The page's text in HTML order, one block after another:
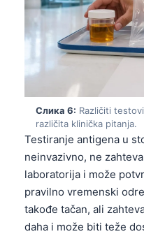
Слика 6: Različiti
različita klinička pitanja.
Testiranje antigena u
neinvazivno, ne
laboratorija i može
pravilno vremenski
takođe tačan, ali
daha i može biti teže
Español
Português
Ελληνικά
Türkçe
Română
简体中文
فارسی
Български
Dansk
Nederlands